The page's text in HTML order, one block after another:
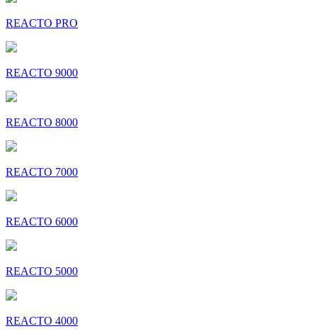
REACTO PRO
REACTO 9000
REACTO 8000
REACTO 7000
REACTO 6000
REACTO 5000
REACTO 4000